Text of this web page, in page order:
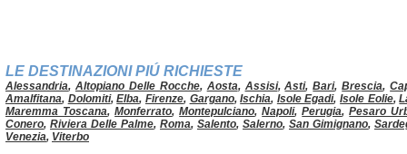
LE DESTINAZIONI PIÚ RICHIESTE
Alessandria, Altopiano Delle Rocche, Aosta, Assisi,Asti,Bari,Brescia,
Amalfitana, Dolomiti,Elba, Firenze, Gargano,Ischia, Isole Egadi,Isole Eolie,
Maremma Toscana,Monferrato,Montepulciano,Napoli,Perugia,Pesaro
Conero, Riviera Delle Palme, Roma, Salento, Salerno, San Gimignano,
Venezia, Viterbo